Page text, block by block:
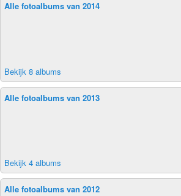
Alle fotoalbums van 2014
Bekijk 8 albums
Alle fotoalbums van 2013
Bekijk 4 albums
Alle fotoalbums van 2012